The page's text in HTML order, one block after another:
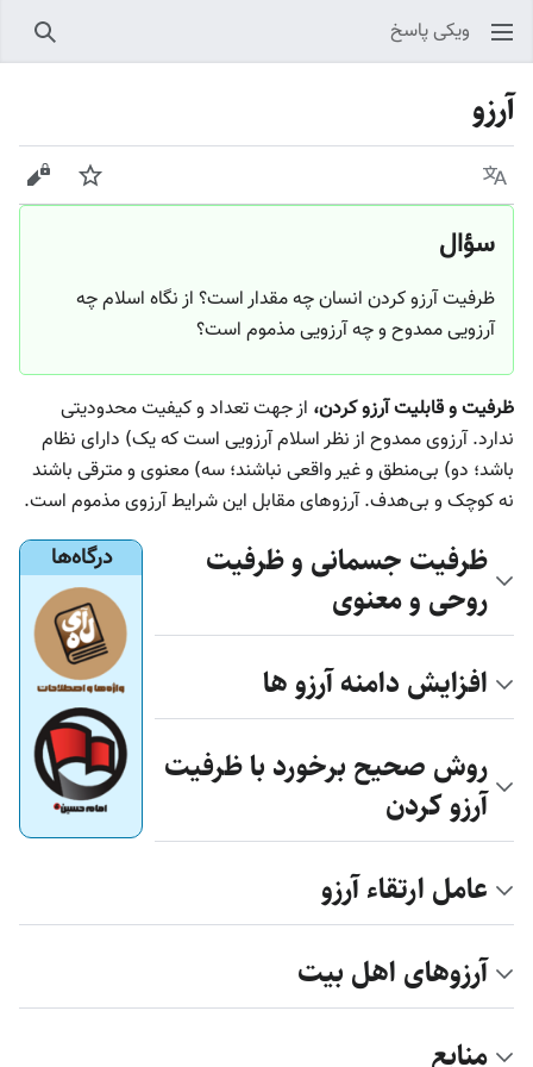
ویکی پاسخ
آرزو
زبان پیگیری
سؤال
ظرفیت آرزو کردن انسان چه مقدار است؟ از نگاه اسلام چه
آرزویی ممدوح و چه آرزویی مذموم است؟
ظرفیت و قابلیت آرزو کردن، از جهت تعداد و کیفیت محدودیتی
ندارد. آرزوی ممدوح از نظر اسلام آرزویی است که یک) دارای نظام
باشد؛ دو) بی‌منطق و غیر واقعی نباشند؛ سه) معنوی و مترقی باشند
نه کوچک و بی‌هدف. آرزوهای مقابل این شرایط آرزوی مذموم است.
درگاه‌ها
ظرفیت جسمانی و ظرفیت
روحی و معنوی
افزایش دامنه آرزو ها
روش صحیح برخورد با ظرفیت
آرزو کردن
عامل ارتقاء آرزو
آرزوهای اهل بیت
منابع